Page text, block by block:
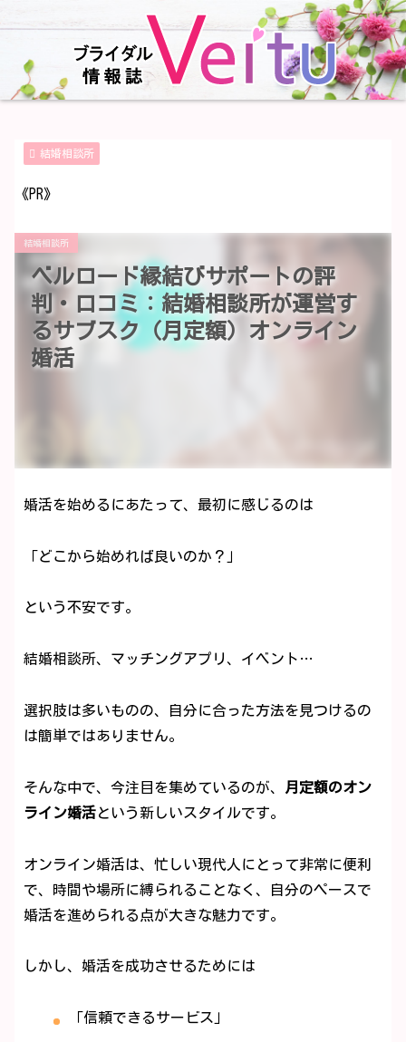
結婚相談所
ベルロード縁結びサポートの評
判・口コミ：結婚相談所が運営す
るサブスク（月定額）オンライン
婚活
《PR》
結婚相談所
婚活を始めるにあたって、最初に感じるのは
「どこから始めれば良いのか？」
という不安です。
結婚相談所、マッチングアプリ、イベント…
選択肢は多いものの、自分に合った方法を見つけるの
は簡単ではありません。
そんな中で、今注目を集めているのが、
月定額のオン
ライン婚活という新しいスタイルです。
オンライン婚活は、忙しい現代人にとって非常に便利
で、時間や場所に縛られることなく、自分のペースで
婚活を進められる点が大きな魅力です。
しかし、婚活を成功させるためには
「信頼できるサービス」